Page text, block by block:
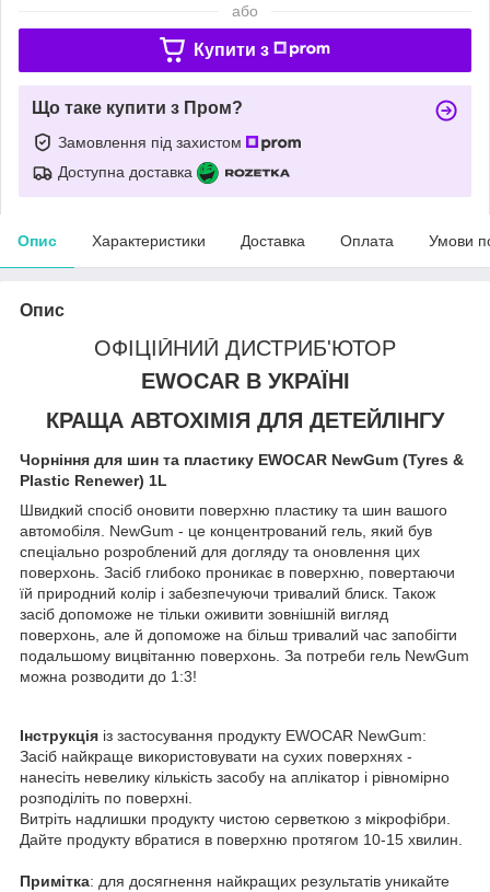
або
Купити з
Що таке купити з Пром?
Замовлення під захистом
Доступна доставка
Опис Характеристики Доставка Оплата Умови
Опис
ОФІЦІЙНИЙ ДИСТРИБ'ЮТОР
EWOCAR В УКРАЇНІ
КРАЩА АВТОХІМІЯ ДЛЯ ДЕТЕЙЛІНГУ
Чорніння для шин та пластику EWOCAR NewGum (Tyres &
Plastic Renewer) 1L
Швидкий спосіб оновити поверхню пластику та шин вашого
автомобіля. NewGum - це концентрований гель, який був
спеціально розроблений для догляду та оновлення цих
поверхонь. Засіб глибоко проникає в поверхню, повертаючи
їй природний колір і забезпечуючи тривалий блиск. Також
засіб допоможе не тільки оживити зовнішній вигляд
поверхонь, але й допоможе на більш тривалий час запобігти
подальшому вицвітанню поверхонь. За потреби гель NewGum
можна розводити до 1:3!
Інструкція із застосування продукту EWOCAR NewGum:
Засіб найкраще використовувати на сухих поверхнях -
нанесіть невелику кількість засобу на аплікатор і рівномірно
розподіліть по поверхні.
Витріть надлишки продукту чистою серветкою з мікрофібри.
Дайте продукту вбратися в поверхню протягом 10-15 хвилин.
Примітка: для досягнення найкращих результатів уникайте